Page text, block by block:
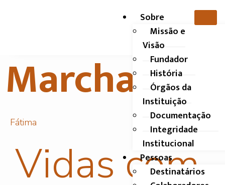
Sobre
Missão e
Visão
Fundador
História
Órgãos da
Instituição
Documentação
Integridade
Institucional
Pessoas
Destinatários
Marchas
Fátima
Vidas com